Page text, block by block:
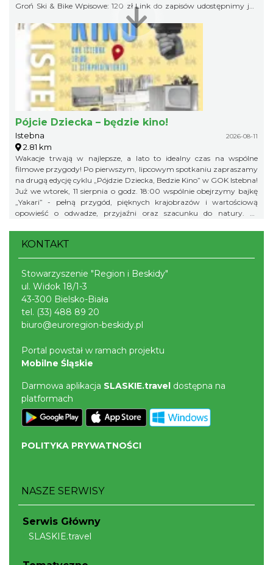
Groń Ski & Bike Wpisowe: 120 zł Link do zapisów udostępnimy już
niebawem, więc obserwujcie profil organizatora, żeby niczego nie
przegapić!
Pójcie Dziecka – będzie kino!
Istebna 2026-08-11
2.81 km
Wakacje trwają w najlepsze, a lato to idealny czas na wspólne
filmowe przygody! Po pierwszym, lipcowym spotkaniu zapraszamy
na drugą edycję cyklu „Pójdzie Dziecka, Bedzie Kino” w GOK Istebna!
Już we wtorek, 11 sierpnia o godz. 18:00 wspólnie obejrzymy bajkę
„Yakari” - pełną przygód, pięknych krajobrazów i wartościową
opowieść o odwadze, przyjaźni oraz szacunku do natury. To
Zapraszamy na bajkę i... popcorn! Na wszystkich uczestników
będzie czekał kinowy poczęstunek. Gminny Ośrodek Kultury w
zapisy pod numerem telefonu: 791 452 222. Liczba miejsc jest
ograniczona, dlatego zachęcamy do wcześniejszych zapisów.
KONTAKT
Stowarzyszenie "Region i Beskidy"
ul. Widok 18/1-3
43-300 Bielsko-Biała
tel. (33) 488 89 20
biuro@euroregion-beskidy.pl
Portal powstał w ramach projektu
Mobilne Śląskie
Darmowa aplikacja SLASKIE.travel dostępna na
platformach
POLITYKA PRYWATNOŚCI
NASZE SERWISY
Serwis Główny
SLASKIE.travel